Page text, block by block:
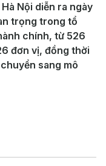
Nội diễn ra ngày
trọng trong tổ
chính, từ 526
đơn vị, đồng thời
sang mô